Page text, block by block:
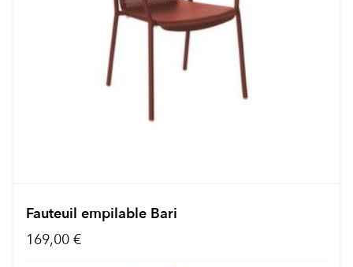
Fauteuil empilable Bari
169,00 €